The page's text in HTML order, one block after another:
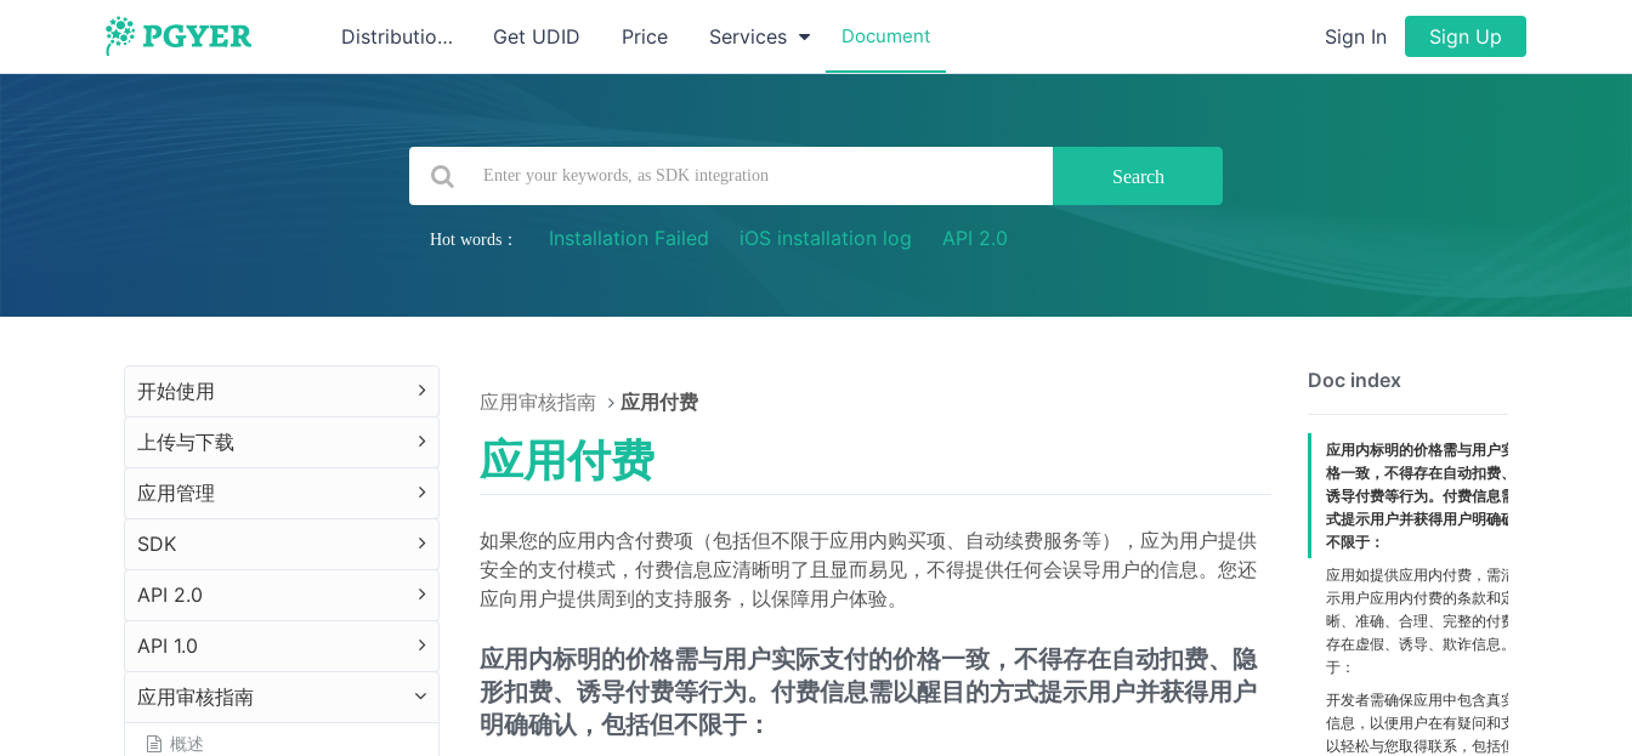
Distribution Get UDID Price Services Document Sign In Sign Up
Search
Hot words： Installation Failed iOS installation log API 2.0
开始使用
上传与下载
应用管理
SDK
API 2.0
API 1.0
应用审核指南
概述
应用审核指南 应用付费
应用付费
如果您的应用内含付费项（包括但不限于应用内购买项、自动续费服务等），应为用户提供
安全的支付模式，付费信息应清晰明了且显而易见，不得提供任何会误导用户的信息。您还
应向用户提供周到的支持服务，以保障用户体验。
应用内标明的价格需与用户实际支付的价格一致，不得存在自动扣费、隐
形扣费、诱导付费等行为。付费信息需以醒目的方式提示用户并获得用户
明确确认，包括但不限于：
Doc index
应用内标明的价格需与用户实际支付的价
格一致，不得存在自动扣费、隐形扣费、
诱导付费等行为。付费信息需以醒目的方
式提示用户并获得用户明确确认，包括但
不限于：
应用如提供应用内付费，需清楚准确地明
示用户应用内付费的条款和定价，提供清
晰、准确、合理、完整的付费信息。不得
存在虚假、诱导、欺诈信息。包括但不限
于：
开发者需确保应用中包含真实有效的联系
信息，以便用户在有疑问和支持问题时可
以轻松与您取得联系，包括但不限于在线